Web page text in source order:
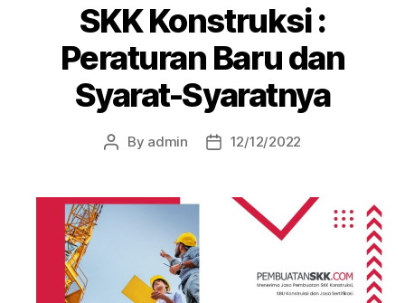
SKK Konstruksi :
Peraturan Baru dan
Syarat-Syaratnya
By admin 12/12/2022